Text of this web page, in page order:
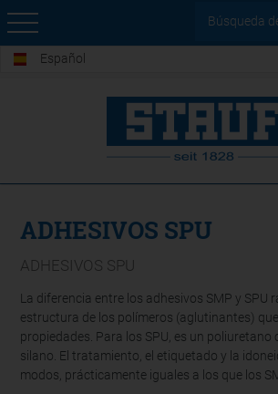
Búsqueda
Español
ADHESIVOS SPU
ADHESIVOS SPU
La diferencia entre los adhesivos SMP y SPU
estructura de los polímeros (aglutinantes)
propiedades. Para los SPU, es un
silano. El tratamiento, el etiquetado y la
modos, prácticamente iguales a los que los